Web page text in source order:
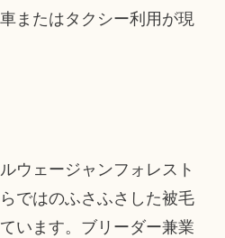
またはタクシー利用が現
ウェージャンフォレスト
ではのふさふさした被毛
います。ブリーダー兼業